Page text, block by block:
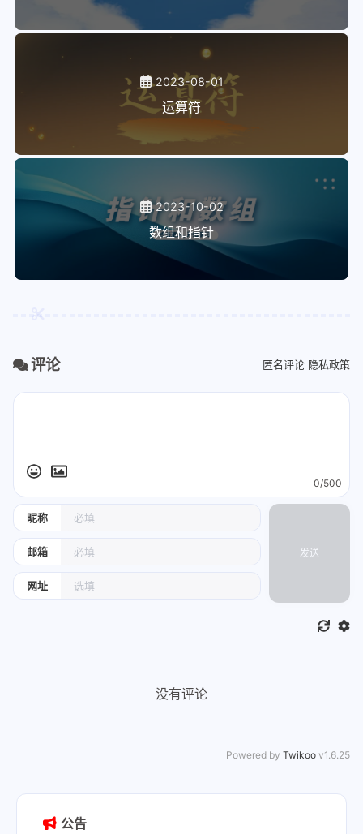
2023-08-01
运算符
2023-10-02
数组和指针
评论 匿名评论 隐私政策
昵称
邮箱
网址
0/500
发送
没有评论
Powered by Twikoo v1.6.25
公告